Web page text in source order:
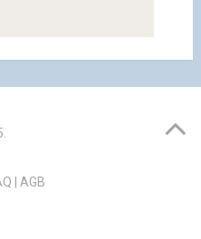
AGB